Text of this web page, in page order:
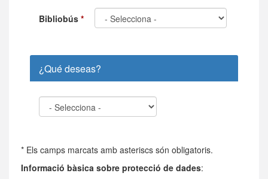
Bibliobús *
¿Qué deseas?
* Els camps marcats amb asteriscs són obligatoris.
Informació bàsica sobre protecció de dades: